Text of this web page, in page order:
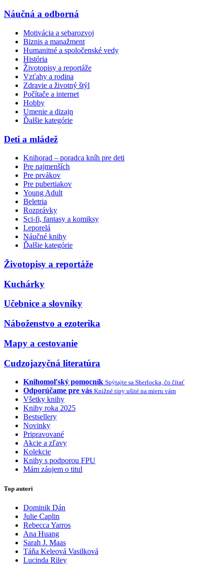
Náučná a odborná
Motivácia a sebarozvoj
Biznis a manažment
Humanitné a spoločenské vedy
História
Životopisy a reportáže
Vzťahy a rodina
Zdravie a životný štýl
Počítače a internet
Hobby
Umenie a dizajn
Ďalšie kategórie
Deti a mládež
Knihorad – poradca kníh pre deti
Pre najmenších
Pre prvákov
Pre pubertiakov
Young Adult
Beletria
Rozprávky
Sci-fi, fantasy a komiksy
Leporelá
Náučné knihy
Ďalšie kategórie
Životopisy a reportáže
Kuchárky
Učebnice a slovníky
Náboženstvo a ezoterika
Mapy a cestovanie
Cudzojazyčná literatúra
Knihomoľský pomocník Spýtajte sa Sherlocka, čo čítať
Odporúčame pre vás Knižné tipy ušité na mieru vám
Všetky knihy
Knihy roka 2025
Bestsellery
Novinky
Pripravované
Akcie a zľavy
Kolekcie
Knihy s podporou FPU
Mám záujem o titul
Top autori
Dominik Dán
Julie Caplin
Rebecca Yarros
Ana Huang
Sarah J. Maas
Táňa Keleová Vasilková
Lucinda Riley